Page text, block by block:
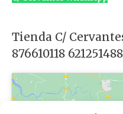
Tienda C/
876610118 621251488